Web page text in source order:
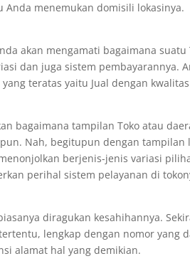
Anda menemukan domisili lokasinya.
akan mengamati bagaimana suatu
dan juga sistem pembayarannya.
teratas yaitu Jual dengan
bagaimana tampilan Toko atau
Nah, begitupun dengan tampilan
berjenis-jenis variasi
perihal sistem pelayanan di
diragukan kesahihannya.
lengkap dengan nomor yang
alamat hal yang demikian.